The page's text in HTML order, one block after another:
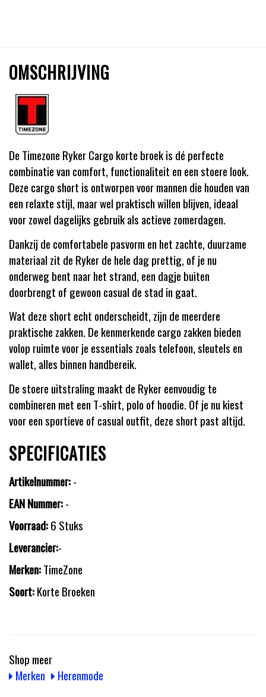
OMSCHRIJVING
De Timezone Ryker Cargo korte broek is dé perfecte
combinatie van comfort, functionaliteit en een stoere look.
Deze cargo short is ontworpen voor mannen die houden van
een relaxte stijl, maar wel praktisch willen blijven, ideaal
voor zowel dagelijks gebruik als actieve zomerdagen.
Dankzij de comfortabele pasvorm en het zachte, duurzame
materiaal zit de Ryker de hele dag prettig, of je nu
onderweg bent naar het strand, een dagje buiten
doorbrengt of gewoon casual de stad in gaat.
Wat deze short echt onderscheidt, zijn de meerdere
praktische zakken. De kenmerkende cargo zakken bieden
volop ruimte voor je essentials zoals telefoon, sleutels en
wallet, alles binnen handbereik.
De stoere uitstraling maakt de Ryker eenvoudig te
combineren met een T-shirt, polo of hoodie. Of je nu kiest
voor een sportieve of casual outfit, deze short past altijd.
SPECIFICATIES
Artikelnummer:-
EAN Nummer:-
Voorraad:6 Stuks
Leverancier:-
Merken:TimeZone
Soort:Korte Broeken
Shop meer
Merken
Herenmode